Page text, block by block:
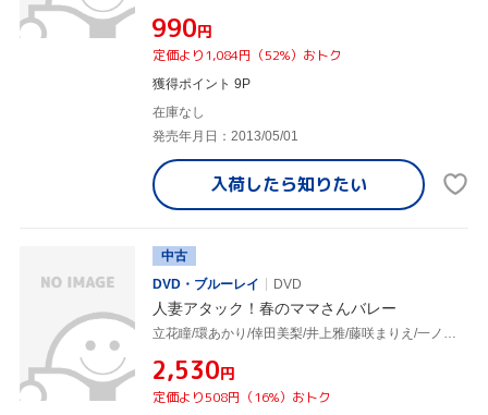
¥990円
定価より1,084円（52%）おトク
獲得ポイント 9P
在庫なし
発売年月日：2013/05/01
入荷したら知りたい
中古
DVD・ブルーレイ
DVD
人妻アタック！春のママさんバレー
¥2,530円
定価より508円（16%）おトク